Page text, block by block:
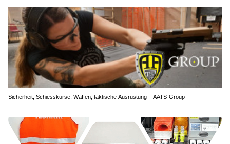
Sicherheit, Schiesskurse, Waffen, taktische Ausrüstung – AATS-Group